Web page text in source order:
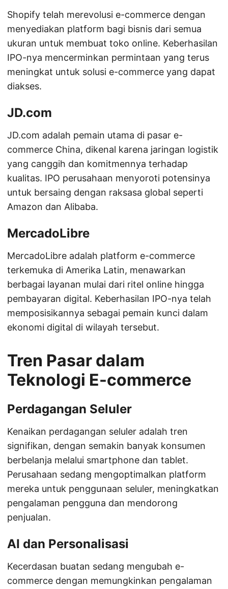
Shopify telah merevolusi e-commerce dengan
menyediakan platform bagi bisnis dari semua
ukuran untuk membuat toko online. Keberhasilan
IPO-nya mencerminkan permintaan yang terus
meningkat untuk solusi e-commerce yang dapat
diakses.
JD.com
JD.com adalah pemain utama di pasar e-
commerce China, dikenal karena jaringan logistik
yang canggih dan komitmennya terhadap
kualitas. IPO perusahaan menyoroti potensinya
untuk bersaing dengan raksasa global seperti
Amazon dan Alibaba.
MercadoLibre
MercadoLibre adalah platform e-commerce
terkemuka di Amerika Latin, menawarkan
berbagai layanan mulai dari ritel online hingga
pembayaran digital. Keberhasilan IPO-nya telah
memposisikannya sebagai pemain kunci dalam
ekonomi digital di wilayah tersebut.
Tren Pasar dalam
Teknologi E-commerce
Perdagangan Seluler
Kenaikan perdagangan seluler adalah tren
signifikan, dengan semakin banyak konsumen
berbelanja melalui smartphone dan tablet.
Perusahaan sedang mengoptimalkan platform
mereka untuk penggunaan seluler, meningkatkan
pengalaman pengguna dan mendorong
penjualan.
AI dan Personalisasi
Kecerdasan buatan sedang mengubah e-
commerce dengan memungkinkan pengalaman